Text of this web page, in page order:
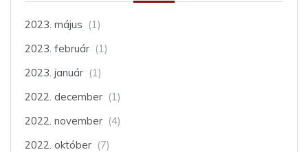
2023. május (1)
2023. február (1)
2023. január (1)
2022. december (1)
2022. november (4)
2022. október (7)